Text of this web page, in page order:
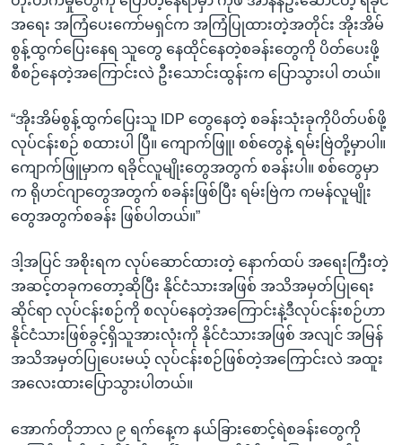
အရေး အကြံပေးကော်မရှင်က အကြံပြုထားတဲ့အတိုင်း အိုးအိမ်
စွန့်ထွက်ပြေးနေရ သူတွေ နေထိုင်နေတဲ့စခန်းတွေကို ပိတ်ပေးဖို့
စီစဉ်နေတဲ့အကြောင်းလဲ ဦးသောင်းထွန်းက ပြောသွားပါ တယ်။
“အိုးအိမ်စွန့်ထွက်ပြေးသူ IDP တွေနေတဲ့ စခန်းသုံးခုကိုပိတ်ပစ်ဖို့
လုပ်ငန်းစဉ် စထားပါ ပြီ။ ကျောက်ဖြူ၊ စစ်တွေနဲ့ ရမ်းဗြဲတို့မှာပါ။
ကျောက်ဖြူမှာက ရခိုင်လူမျိုးတွေအတွက် စခန်းပါ။ စစ်တွေမှာ
က ရိုဟင်ဂျာတွေအတွက် စခန်းဖြစ်ပြီး ရမ်းဗြဲက ကမန်လူမျိုး
တွေအတွက်စခန်း ဖြစ်ပါတယ်။”
ဒါ့အပြင် အစိုးရက လုပ်ဆောင်ထားတဲ့ နောက်ထပ် အရေးကြီးတဲ့
အဆင့်တခုကတော့ဆိုပြီး နိုင်ငံသားအဖြစ် အသိအမှတ်ပြုရေး
ဆိုင်ရာ လုပ်ငန်းစဉ်ကို စလုပ်နေတဲ့အကြောင်းနဲ့ဒီလုပ်ငန်းစဉ်ဟာ
နိုင်ငံသားဖြစ်ခွင့်ရှိသူအားလုံးကို နိုင်ငံသားအဖြစ် အလျင် အမြန်
အသိအမှတ်ပြုပေးမယ့် လုပ်ငန်းစဉ်ဖြစ်တဲ့အကြောင်းလဲ အထူး
အလေးထားပြောသွားပါတယ်။
အောက်တိုဘာလ ၉ ရက်နေ့က နယ်ခြားစောင့်ရဲစခန်းတွေကို